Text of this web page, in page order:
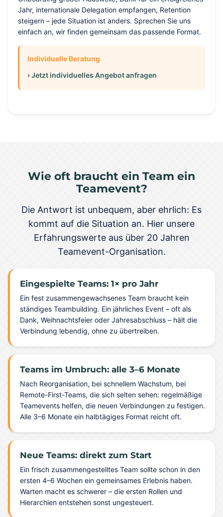
Jahr, internationale Delegation empfangen, Retention
steigern – jede Situation ist anders. Sprechen Sie uns
einfach an, wir finden gemeinsam das passende Format.
Individuelle Beratung
› Jetzt individuelles Angebot anfragen
Wie oft braucht ein Team ein
Teamevent?
Die Antwort ist unbequem, aber ehrlich: Es
kommt auf die Situation an. Hier unsere
Erfahrungswerte aus über 20 Jahren
Teamevent-Organisation.
Eingespielte Teams: 1× pro Jahr
Ein fest zusammengewachsenes Team braucht kein
ständiges Teambuilding. Ein jährliches Event – oft als
Dank, Weihnachtsfeier oder Jahresabschluss – hält die
Verbindung lebendig, ohne zu übertreiben.
Teams im Umbruch: alle 3–6 Monate
Nach Reorganisation, bei schnellem Wachstum, bei
Remote-First-Teams, die sich selten sehen: regelmäßige
Teamevents helfen, die neuen Verbindungen zu festigen.
Alle 3–6 Monate ein halbtägiges Format reicht oft.
Neue Teams: direkt zum Start
Ein frisch zusammengestelltes Team sollte schon in den
ersten 4–6 Wochen ein gemeinsames Erlebnis haben.
Warten macht es schwerer – die ersten Rollen und
Hierarchien entstehen sonst ungesteuert.